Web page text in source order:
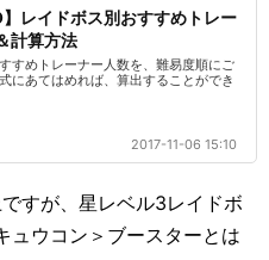
】レイドボス別おすすめトレー
計算方法
すめトレーナー人数を、難易度順にご
にあてはめれば、算出することができ
2017-11-06 15:10
すが、星レベル3レイドボ
ュウコン＞ブースターとは